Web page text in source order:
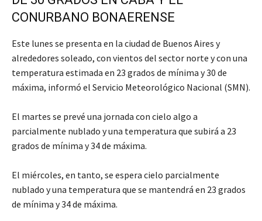
CONURBANO BONAERENSE
Este lunes se presenta en la ciudad de Buenos Aires y
alrededores soleado, con vientos del sector norte y con una
temperatura estimada en 23 grados de mínima y 30 de
máxima, informó el Servicio Meteorológico Nacional (SMN).
El martes se prevé una jornada con cielo algo a
parcialmente nublado y una temperatura que subirá a 23
grados de mínima y 34 de máxima.
El miércoles, en tanto, se espera cielo parcialmente
nublado y una temperatura que se mantendrá en 23 grados
de mínima y 34 de máxima.